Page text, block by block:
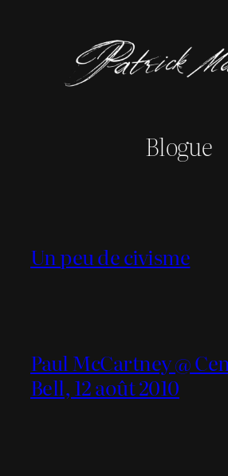
Blogue
Un peu de civisme
Paul McCartney @
Bell, 12 août 2010